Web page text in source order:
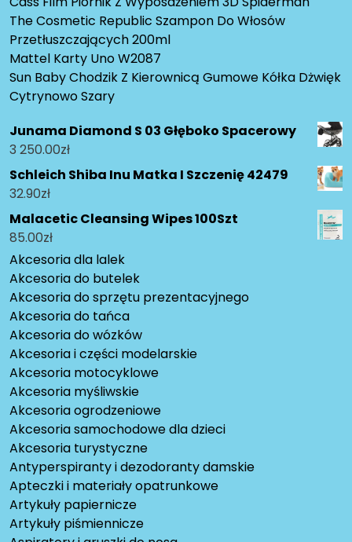
The Cosmetic Republic Szampon Do Włosów
Przetłuszczających 200ml
Mattel Karty Uno W2087
Sun Baby Chodzik Z Kierownicą Gumowe Kółka Dżwięk
Cytrynowo Szary
Junama Diamond S 03 Głęboko Spacerowy
3 250.00zł
Schleich Shiba Inu Matka I Szczenię 42479
32.90zł
Malacetic Cleansing Wipes 100Szt
85.00zł
Akcesoria dla lalek
Akcesoria do butelek
Akcesoria do sprzętu prezentacyjnego
Akcesoria do tańca
Akcesoria do wózków
Akcesoria i części modelarskie
Akcesoria motocyklowe
Akcesoria myśliwskie
Akcesoria ogrodzeniowe
Akcesoria samochodowe dla dzieci
Akcesoria turystyczne
Antyperspiranty i dezodoranty damskie
Apteczki i materiały opatrunkowe
Artykuły papiernicze
Artykuły piśmiennicze